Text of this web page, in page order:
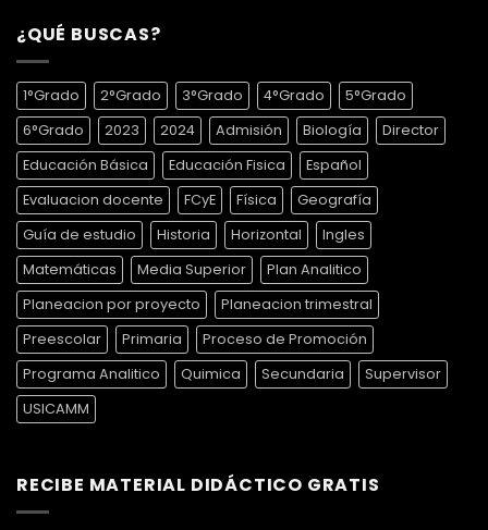
¿QUÉ BUSCAS?
1°Grado 2°Grado 3°Grado 4°Grado
5°Grado
6°Grado
2023 2024 Admisión Biología
Director
Educación Básica
Educación Fisica
Español
Evaluacion docente
FCyE Física
Geografía
Guía de estudio
Historia Horizontal
Ingles
Matemáticas
Media Superior
Plan Analitico
Planeacion por proyecto
Planeacion trimestral
Preescolar
Primaria
Proceso de Promoción
Programa Analitico
Quimica Secundaria
Supervisor
USICAMM
RECIBE MATERIAL DIDÁCTICO GRATIS